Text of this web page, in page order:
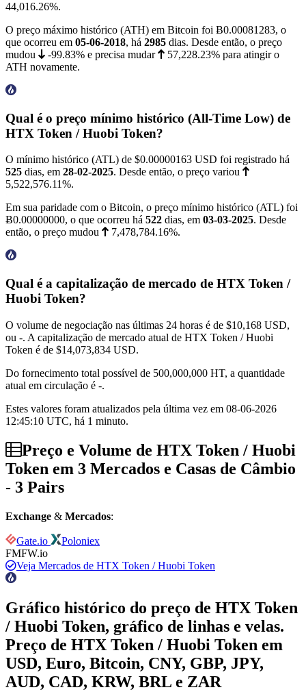
44,016.26%.
O preço máximo histórico (ATH) em Bitcoin foi Ƀ0.00081283, o
que ocorreu em 05-06-2018, há 2985 dias. Desde então, o preço
mudou
-99.83% e precisa mudar 57,228.23% para atingir o
ATH novamente.
Qual é o preço mínimo histórico (All-Time Low) de
HTX Token / Huobi Token?
O mínimo histórico (ATL) de $0.00000163 USD foi registrado há
525 dias, em 28-02-2025. Desde então, o preço variou
5,522,576.11%.
Em sua paridade com o Bitcoin, o preço mínimo histórico (ATL) foi
Ƀ0.00000000, o que ocorreu há 522 dias, em 03-03-2025. Desde
então, o preço mudou
7,478,784.16%.
Qual é a capitalização de mercado de HTX Token /
Huobi Token?
O volume de negociação nas últimas 24 horas é de $10,168 USD,
ou -. A capitalização de mercado atual de HTX Token / Huobi
Token é de $14,073,834 USD.
Do fornecimento total possível de 500,000,000 HT, a quantidade
atual em circulação é -.
Estes valores foram atualizados pela última vez em 08-06-2026
12:45:10 UTC, há 1 minuto.
Preço e Volume de HTX Token / Huobi
Token em 3 Mercados e Casas de Câmbio
- 3 Pairs
Exchange & Mercados:
Gate.io
Poloniex
FMFW.io
Veja Mercados de HTX Token / Huobi Token
Gráfico histórico do preço de HTX Token
/ Huobi Token, gráfico de linhas e velas.
Preço de HTX Token / Huobi Token em
USD, Euro, Bitcoin, CNY, GBP, JPY,
AUD, CAD, KRW, BRL e ZAR